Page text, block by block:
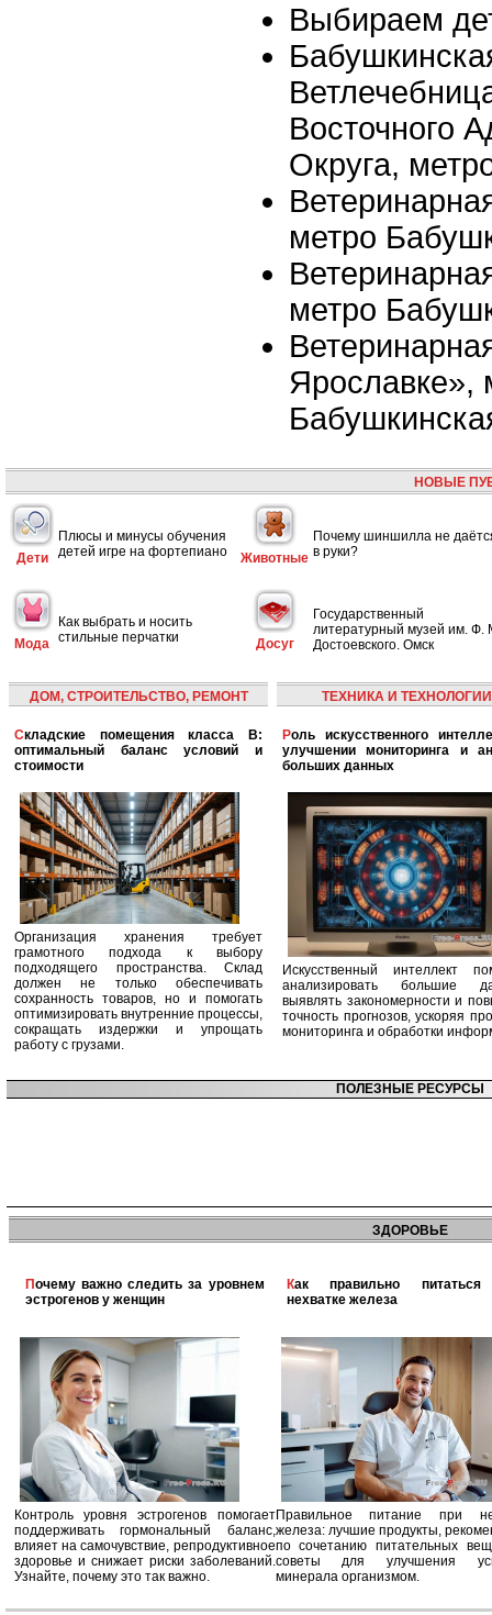
Выбираем
Восточного
Округа,
метро
метро
Ярославке»,
НОВЫЕ
Дети
Плюсы и минусы обучения
детей игре на фортепиано
Животные
Почему шиншилла не
в руки?
Мода
Как выбрать и носить
стильные перчатки
Досуг
Государственный
литературный музей им. Ф.
Достоевского. Омск
ДОМ, СТРОИТЕЛЬСТВО, РЕМОНТ
Складские помещения класса B:
оптимальный баланс условий и
стоимости
Организация хранения требует
грамотного подхода к выбору
подходящего пространства. Склад
должен не только обеспечивать
сохранность товаров, но и помогать
оптимизировать внутренние процессы,
сокращать издержки и упрощать
работу с грузами.
ТЕХНИКА И ТЕХНОЛОГИИ
Роль искусственного интеллекта в
улучшении мониторинга и
больших данных
Искусственный интеллект
анализировать большие
выявлять закономерности и
точность прогнозов, ускоряя
мониторинга и обработки
ПОЛЕЗНЫЕ РЕСУРСЫ
ЗДОРОВЬЕ
Почему важно следить за уровнем
эстрогенов у женщин
Контроль уровня эстрогенов помогает
поддерживать гормональный баланс,
влияет на самочувствие, репродуктивное
здоровье и снижает риски заболеваний.
Узнайте, почему это так важно.
Как правильно питаться при
нехватке железа
Правильное питание при
железа: лучшие продукты,
по сочетанию питательных
советы для улучшения
минерала организмом.